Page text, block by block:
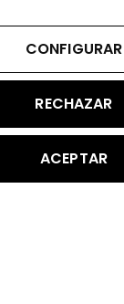
de Cookies|
CONFIGURAR
RECHAZAR
ACEPTAR